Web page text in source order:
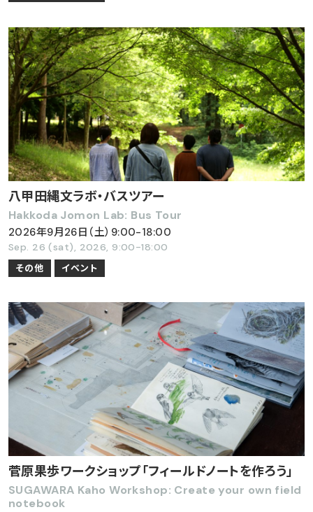
八甲田縄文ラボ・バスツアー
Hakkoda Jomon Lab: Bus Tour
2026年9月26日（土）9:00-18:00
Sep. 26 (sat), 2026, 9:00-18:00
その他 イベント
菅原果歩ワークショップ「フィールドノートを作ろう」
SUGAWARA Kaho Workshop: Create your own field
notebook